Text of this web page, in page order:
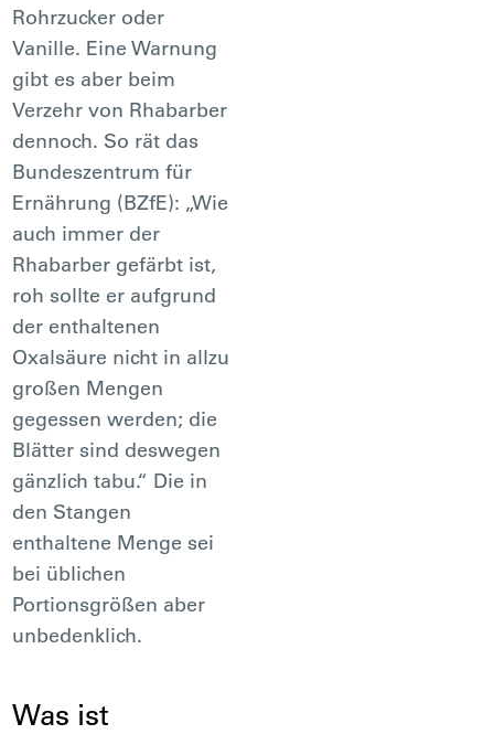
Rohrzucker oder
Vanille. Eine Warnung
gibt es aber beim
Verzehr von Rhabarber
dennoch. So rät das
Bundeszentrum für
Ernährung (BZfE): „Wie
auch immer der
Rhabarber gefärbt ist,
roh sollte er aufgrund
der enthaltenen
Oxalsäure nicht in allzu
großen Mengen
gegessen werden; die
Blätter sind deswegen
gänzlich tabu.“ Die in
den Stangen
enthaltene Menge sei
bei üblichen
Portionsgrößen aber
unbedenklich.
Was ist